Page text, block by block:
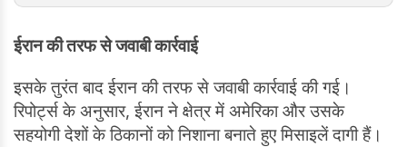
ईरान की तरफ से जवाबी कार्रवाई
इसके तुरंत बाद ईरान की तरफ से जवाबी कार्रवाई की गई।
रिपोर्ट्स के अनुसार, ईरान ने क्षेत्र में अमेरिका और उसके
सहयोगी देशों के ठिकानों को निशाना बनाते हुए मिसाइलें दागी हैं।